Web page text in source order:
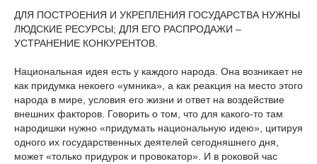
ДЛЯ ПОСТРОЕНИЯ И УКРЕПЛЕНИЯ ГОСУДАРСТВА НУЖНЫ
ЛЮДСКИЕ РЕСУРСЫ; ДЛЯ ЕГО РАСПРОДАЖИ –
УСТРАНЕНИЕ КОНКУРЕНТОВ.
Национальная идея есть у каждого народа. Она возникает не
как придумка некоего «умника», а как реакция на место этого
народа в мире, условия его жизни и ответ на воздействие
внешних факторов. Говорить о том, что для какого-то там
народишки нужно «придумать национальную идею», цитируя
одного их государственных деятелей сегодняшнего дня,
может «только придурок и провокатор». И в роковой час